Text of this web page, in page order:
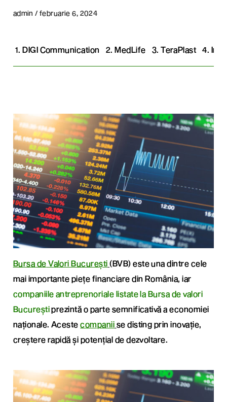
admin / februarie 6, 2024
1. DIGI Communication 2. MedLife 3. TeraPlast 4.
Bursa de Valori București (BVB) este una dintre cele
mai importante piețe financiare din România, iar
companiile antreprenoriale listate la Bursa de valori
Bucureștiprezintă o parte semnificativă a economiei
naționale. Acestecompanii se disting prin inovație,
creștere rapidă și potențial de dezvoltare.